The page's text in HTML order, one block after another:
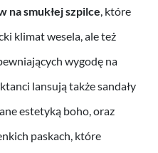
na smukłej szpilce, które
klimat wesela, ale też
wygodę na
lansują także sandały
estetyką boho, oraz
paskach, które